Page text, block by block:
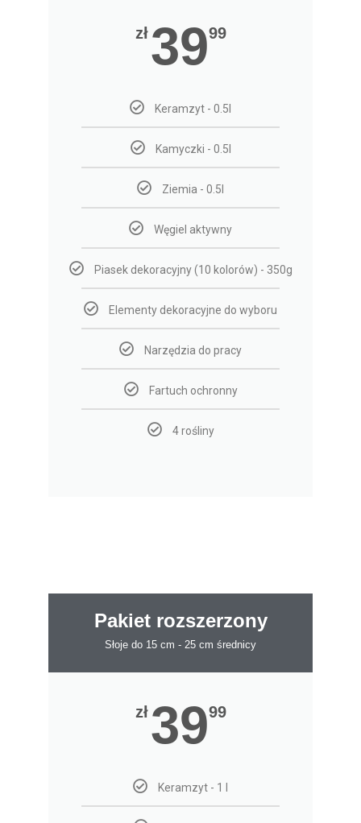
zł 3999
Keramzyt - 0.5l
Kamyczki - 0.5l
Ziemia - 0.5l
Węgiel aktywny
Piasek dekoracyjny (10 kolorów) - 350g
Elementy dekoracyjne do wyboru
Narzędzia do pracy
Fartuch ochronny
4 rośliny
Pakiet rozszerzony
Słoje do 15 cm - 25 cm średnicy
zł 3999
Keramzyt - 1 l